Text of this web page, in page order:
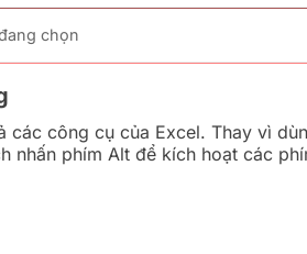
chọn
các công cụ của Excel. Thay vì
nhấn phím Alt để kích hoạt các